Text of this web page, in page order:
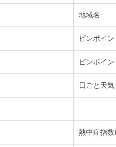
地域名
ピンポイ
ピンポイン
日ごと天気
熱中症指